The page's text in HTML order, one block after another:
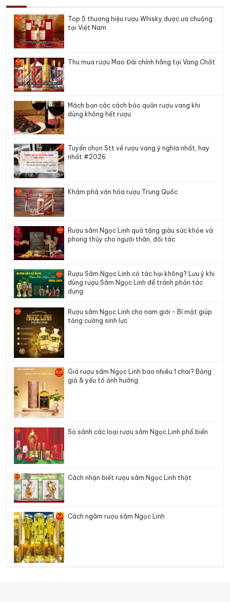
Top 5 thương hiệu rượu Whisky được ưa chuộng
tại Việt Nam
Thu mua rượu Mao Đài chính hãng tại Vang Chất
Mách bạn các cách bảo quản rượu vang khi
dùng không hết rượu
Tuyển chọn Stt về rượu vang ý nghĩa nhất, hay
nhất #2026
Khám phá văn hóa rượu Trung Quốc
Rượu sâm Ngọc Linh quà tặng giàu sức khỏe và
phong thủy cho người thân, đối tác
Rượu Sâm Ngọc Linh có tác hại không? Lưu ý khi
dùng rượu Sâm Ngọc Linh để tránh phản tác
dụng
Rượu sâm Ngọc Linh cho nam giới – Bí mật giúp
tăng cường sinh lực
Giá rượu sâm Ngọc Linh bao nhiêu 1 chai? Bảng
giá & yếu tố ảnh hưởng
So sánh các loại rượu sâm Ngọc Linh phổ biến
Cách nhận biết rượu sâm Ngọc Linh thật
Cách ngâm rượu sâm Ngọc Linh